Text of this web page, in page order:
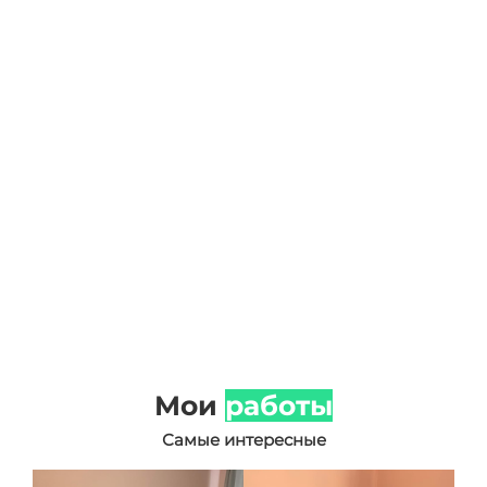
Мои работы
Самые интересные